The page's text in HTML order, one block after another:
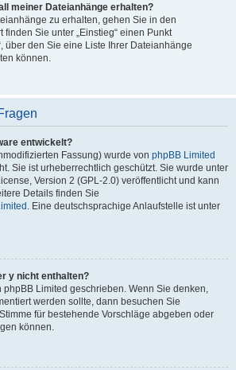
meiner Dateianhänge erhalten?
zu erhalten, gehen Sie in den
Sie unter „Einstieg“ einen Punkt
über den Sie eine Liste Ihrer Dateianhänge
können.
entwickelt?
Fassung) wurde von phpBB Limited
Sie ist urheberrechtlich geschützt. Sie wurde unter
Version 2 (GPL-2.0) veröffentlicht und kann
Details finden Sie
. Eine deutschsprachige Anlaufstelle ist unter
y nicht enthalten?
phpBB Limited geschrieben. Wenn Sie denken,
werden sollte, dann besuchen Sie
für bestehende Vorschläge abgeben oder
können.